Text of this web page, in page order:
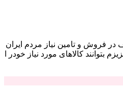
در فروش و تامین نیاز مردم ایران
کالاهای مورد نیاز خودر ا